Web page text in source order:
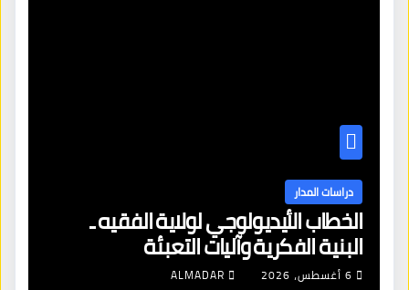
دراسات المدار
الخطاب الأيديولوجي لولاية الفقيه ـ
البنية الفكرية وآليات التعبئة
6 أغسطس، 2026 ALMADAR